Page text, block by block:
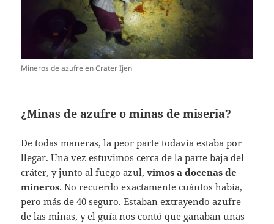
Mineros de azufre en Crater Ijen
¿Minas de azufre o minas de miseria?
De todas maneras, la peor parte todavía estaba por
llegar. Una vez estuvimos cerca de la parte baja del
cráter, y junto al fuego azul,vimos a docenas de
mineros. No recuerdo exactamente cuántos había,
pero más de 40 seguro. Estaban extrayendo azufre
de las minas, y el guía nos contó que ganaban unas